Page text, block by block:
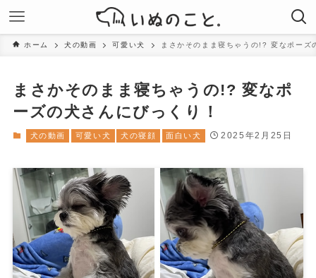
ホーム 犬の動画 可愛い犬 まさかそのまま寝ちゃうの!? 変なポーズ
まさかそのまま寝ちゃうの!? 変なポ
ーズの犬さんにびっくり！
犬の動画 可愛い犬 犬の寝顔 面白い犬 2025年2月25日